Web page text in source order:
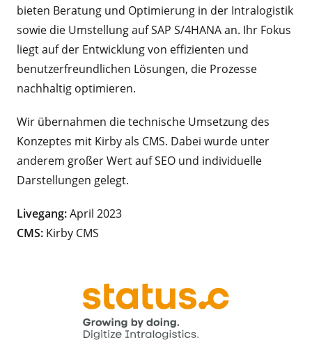
bieten Beratung und Optimierung in der Intralogistik
sowie die Umstellung auf SAP S/4HANA an. Ihr Fokus
liegt auf der Entwicklung von effizienten und
benutzerfreundlichen Lösungen, die Prozesse
nachhaltig optimieren.
Wir übernahmen die technische Umsetzung des
Konzeptes mit Kirby als CMS. Dabei wurde unter
anderem großer Wert auf SEO und individuelle
Darstellungen gelegt.
Livegang:April 2023
CMS: Kirby CMS